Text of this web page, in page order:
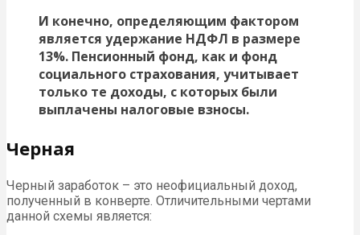
И конечно, определяющим фактором
является удержание НДФЛ в размере
13%. Пенсионный фонд, как и фонд
социального страхования, учитывает
только те доходы, с которых были
выплачены налоговые взносы.
Черная
Черный заработок – это неофициальный доход,
полученный в конверте. Отличительными чертами
данной схемы является: